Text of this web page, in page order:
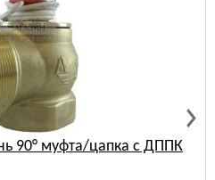
90° муфта/цапка с ДППК